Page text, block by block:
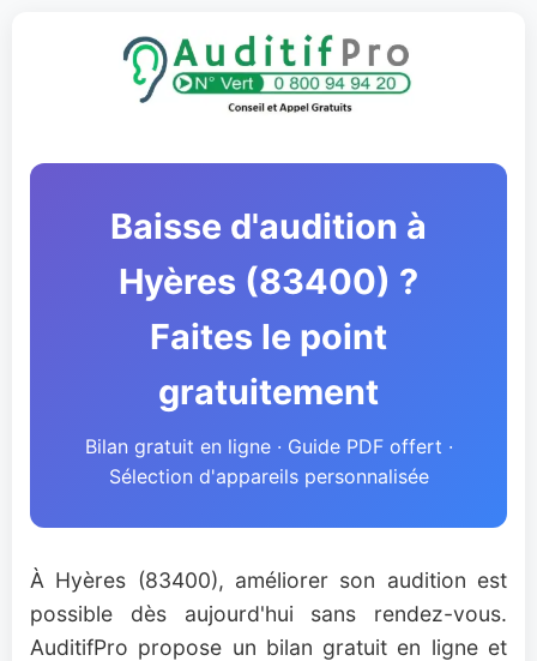
Baisse d'audition à
Hyères (83400) ?
Faites le point
gratuitement
Bilan gratuit en ligne · Guide PDF offert ·
Sélection d'appareils personnalisée
À Hyères (83400), améliorer son audition est
possible dès aujourd'hui sans rendez-vous.
AuditifPro propose un bilan gratuit en ligne et